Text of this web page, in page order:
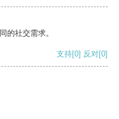
的社交需求。
支持[0] 反对[0]